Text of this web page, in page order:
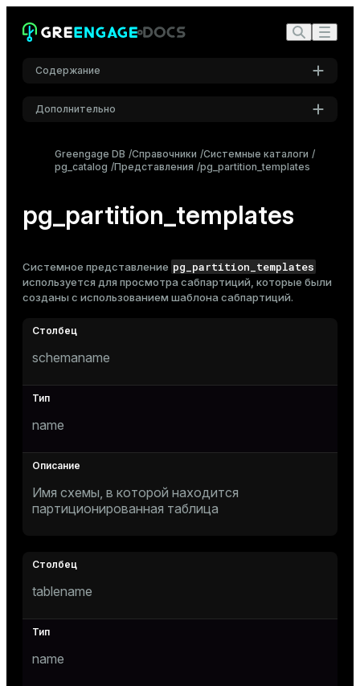
Содержание
Дополнительно
Шрифт
Средний
Greengage DB Справочники Системные каталоги
pg_catalog Представления pg_partition_templates
pg_partition_templates
Системное представление pg_partition_templates
используется для просмотра сабпартиций, которые были
созданы с использованием шаблона сабпартиций.
schemaname
name
Имя схемы, в которой находится
партиционированная таблица
tablename
name